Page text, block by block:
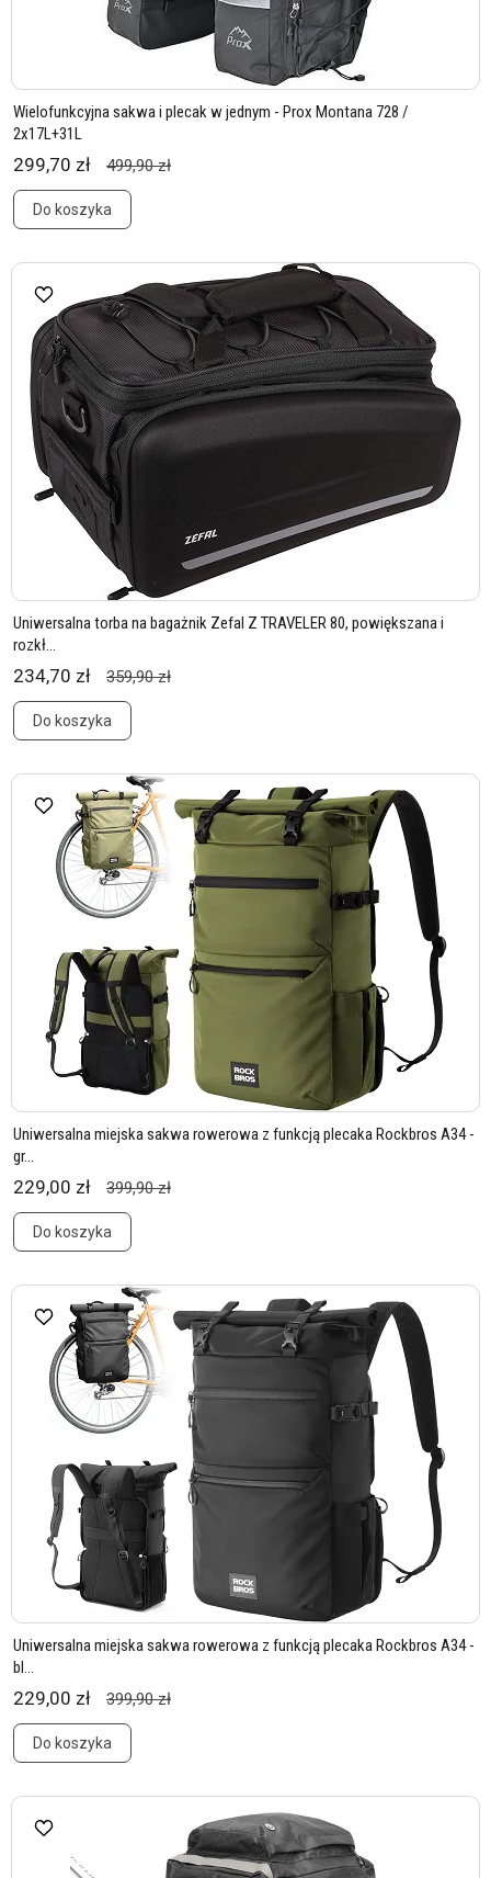
Wielofunkcyjna sakwa i plecak w jednym - Prox Montana 728 /
2x17L+31L
299,70 zł 499,90 zł
Do koszyka
Uniwersalna torba na bagażnik Zefal Z TRAVELER 80, powiększana i
rozkł...
234,70 zł 359,90 zł
Do koszyka
Uniwersalna miejska sakwa rowerowa z funkcją plecaka Rockbros A34 -
gr...
229,00 zł 399,90 zł
Do koszyka
Uniwersalna miejska sakwa rowerowa z funkcją plecaka Rockbros A34 -
bl...
229,00 zł 399,90 zł
Do koszyka